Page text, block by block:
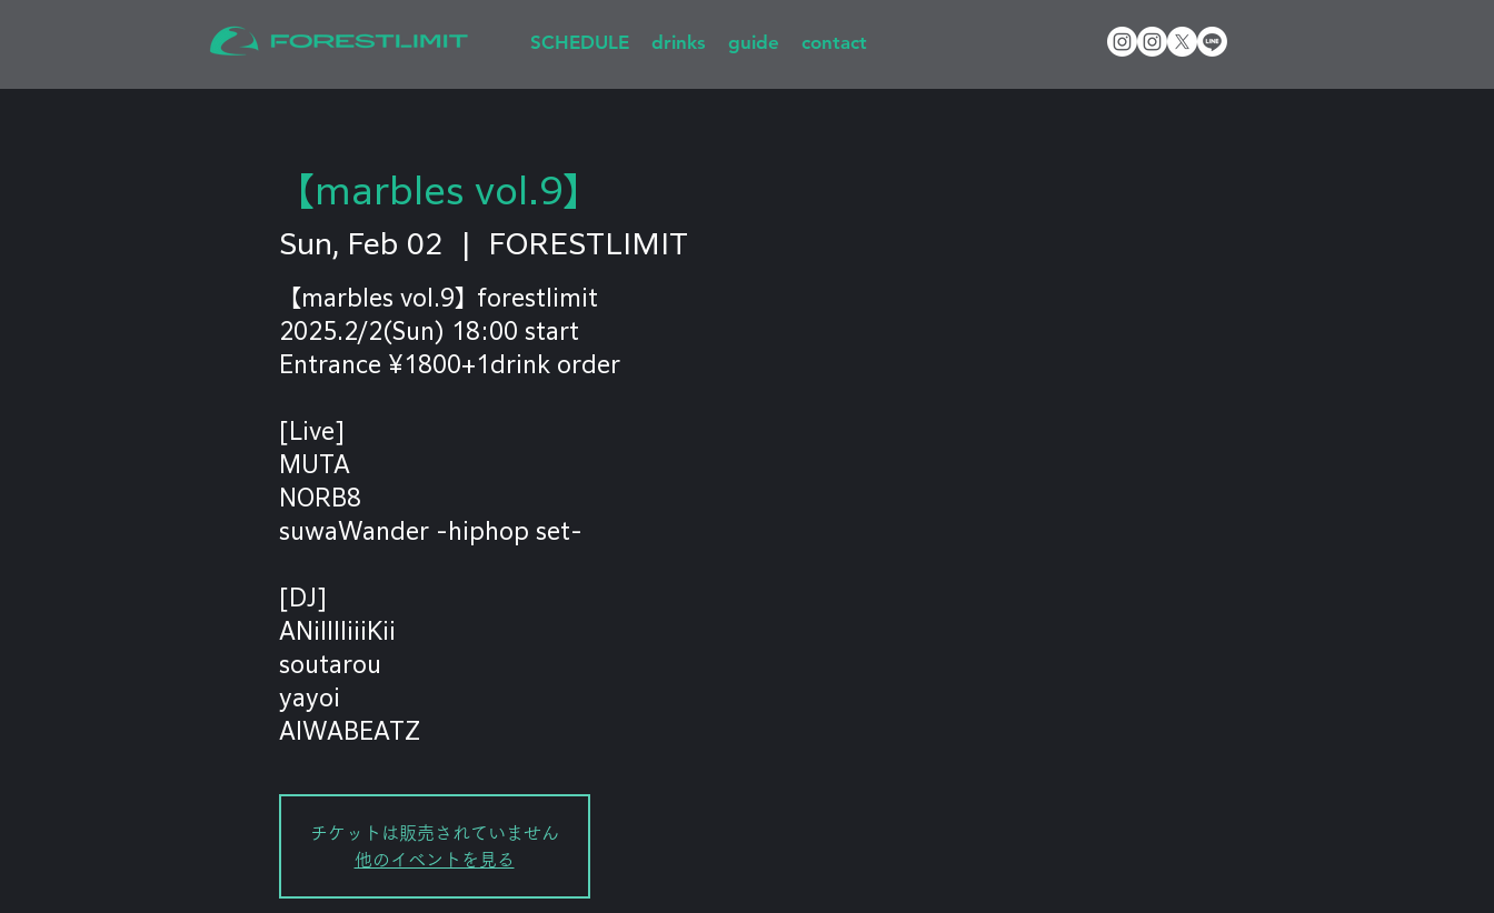
SCHEDULE drinks guide contact
【marbles vol.9】
Sun, Feb 02 FORESTLIMIT
【marbles vol.9】forestlimit
2025.2/2(Sun) 18:00 start
Entrance ¥1800+1drink order
[Live]
MUTA
NORB8
suwaWander -hiphop set-
[DJ]
ANiIIIIiiiKii
soutarou
yayoi
AIWABEATZ
チケットは販売されていません
他のイベントを見る